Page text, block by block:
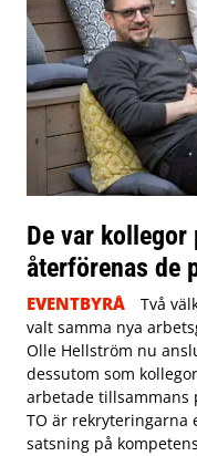
De var kollegor
återförenas de
EVENTBYRÅ
Två
valt samma nya
Olle Hellström nu
dessutom som
arbetade tillsammans
TO är rekryteringarna
satsning på